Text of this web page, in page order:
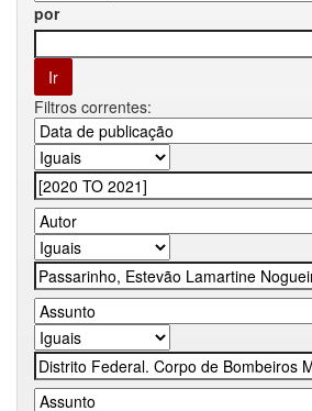
por
Filtros correntes: